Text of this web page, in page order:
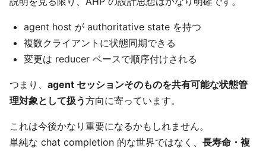
agent host が authoritative state を持つ
複数クライアントに状態同期できる
変更は reducer ベースで順序付けされる
つまり、 agent セッションそのものを共有可能な状態管
理対象として扱う方向に寄っています。
これは今後かなり重要になるかもしれません。
単純な chat completion 的な世界ではなく、 長寿命・複